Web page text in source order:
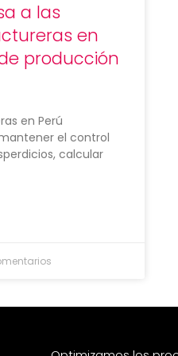
a las
en
producción
en Perú
el control
calcular